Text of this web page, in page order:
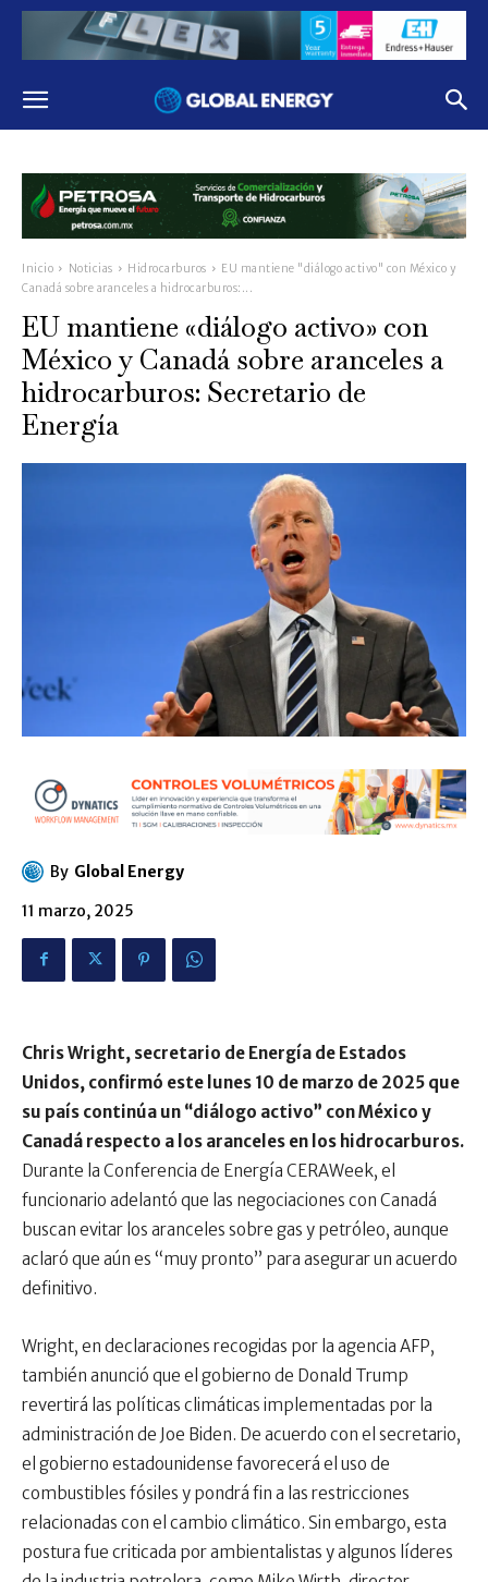
Inicio Noticias Hidrocarburos
EU mantiene "diálogo activo" con México y
Canadá sobre aranceles a hidrocarburos:...
EU mantiene «diálogo activo» con
México y Canadá sobre aranceles a
hidrocarburos: Secretario de
Energía
By Global Energy
11 marzo, 2025
Chris Wright, secretario de Energía de Estados
Unidos, confirmó este lunes 10 de marzo de 2025 que
su país continúa un “diálogo activo” con México y
Canadá respecto a los aranceles en los hidrocarburos.
Durante la Conferencia de Energía CERAWeek, el
funcionario adelantó que las negociaciones con Canadá
buscan evitar los aranceles sobre gas y petróleo, aunque
aclaró que aún es “muy pronto” para asegurar un acuerdo
definitivo.
Wright, en declaraciones recogidas por la agencia AFP,
también anunció que el gobierno de Donald Trump
revertirá las políticas climáticas implementadas por la
administración de Joe Biden. De acuerdo con el secretario,
el gobierno estadounidense favorecerá el uso de
combustibles fósiles y pondrá fin a las restricciones
relacionadas con el cambio climático. Sin embargo, esta
postura fue criticada por ambientalistas y algunos líderes